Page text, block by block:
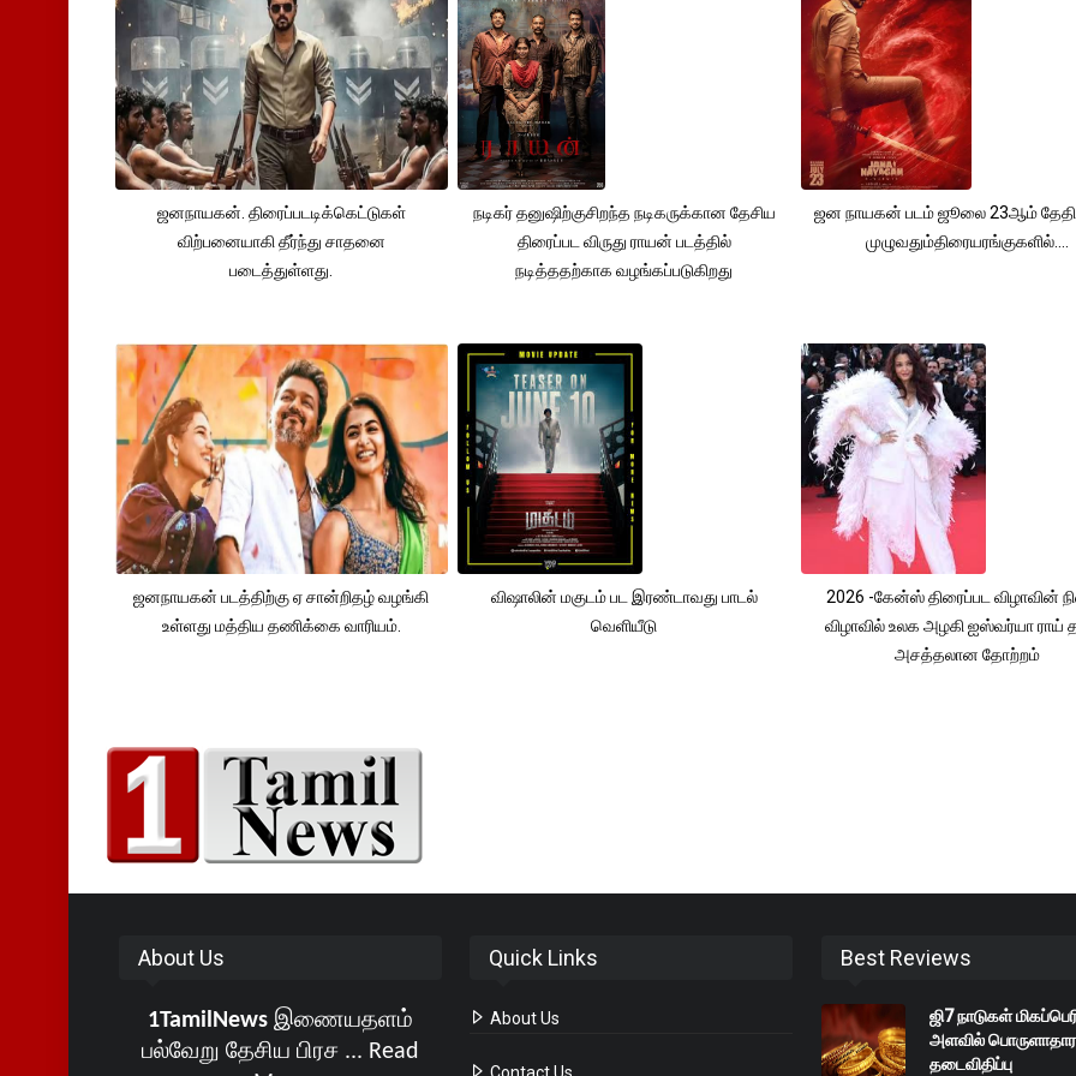
ஜனநாயகன். திரைப்படடிக்கெட்டுகள்
விற்பனையாகி தீர்ந்து சாதனை
படைத்துள்ளது.
நடிகர் தனுஷிற்குசிறந்த நடிகருக்கான தேசிய
திரைப்பட விருது ராயன் படத்தில்
நடித்ததற்காக வழங்கப்படுகிறது
ஜன நாயகன் படம் ஜூலை 23ஆம்
முழுவதும்திரையரங்குகளில்....
ஜனநாயகன் படத்திற்கு ஏ சான்றிதழ் வழங்கி
உள்ளது மத்திய தணிக்கை வாரியம்.
விஷாலின் மகுடம் பட இரண்டாவது பாடல்
வெளியீடு
2026 -கேன்ஸ் திரைப்பட விழாவின்
விழாவில் உலக அழகி ஐஸ்வர்யா ராய்
அசத்தலான தோற்றம்
About Us
1TamilNewsஇணையதளம்
பல்வேறு தேசிய பிரச ... Read
Quick Links
About Us
Contact Us
Best Reviews
ஜி7 நாடுகள்
அளவில் பொருளாதார
தடைவிதிப்பு